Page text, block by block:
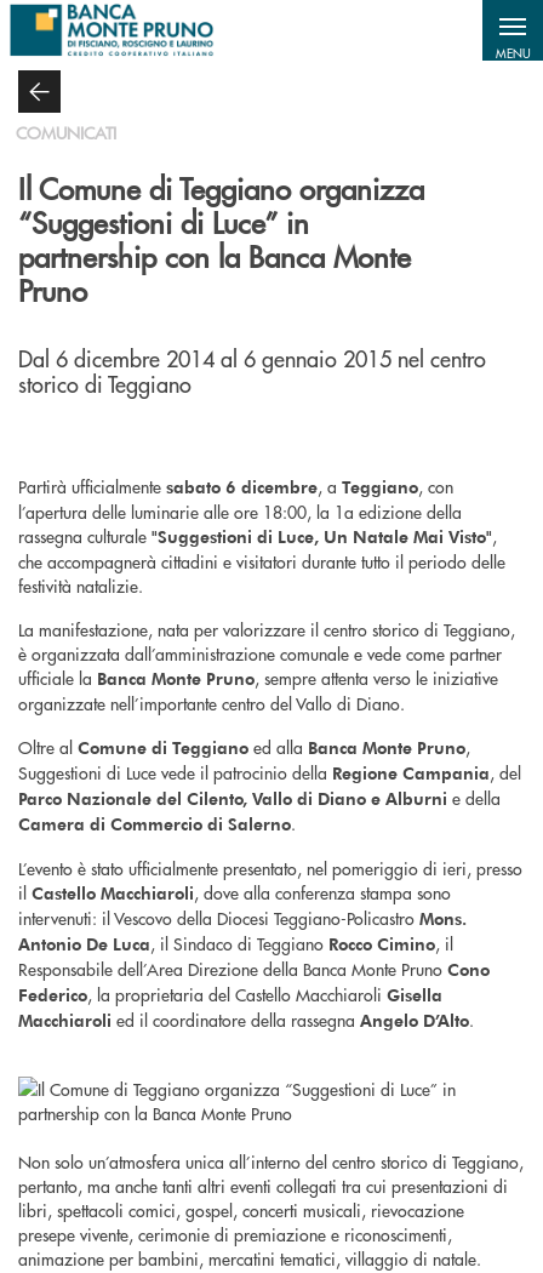
Salta al contenuto principale
MENU
COMUNICATI
Il Comune di Teggiano organizza
“Suggestioni di Luce” in
partnership con la Banca Monte
Pruno
Dal 6 dicembre 2014 al 6 gennaio 2015 nel centro
storico di Teggiano
Partirà ufficialmente sabato 6 dicembre, a Teggiano, con
l’apertura delle luminarie alle ore 18:00, la 1a edizione della
rassegna culturale "Suggestioni di Luce, Un Natale Mai Visto",
che accompagnerà cittadini e visitatori durante tutto il periodo delle
festività natalizie.
La manifestazione, nata per valorizzare il centro storico di Teggiano,
è organizzata dall’amministrazione comunale e vede come partner
ufficiale la Banca Monte Pruno, sempre attenta verso le iniziative
organizzate nell’importante centro del Vallo di Diano.
Oltre al Comune di Teggiano ed alla Banca Monte Pruno,
Suggestioni di Luce vede il patrocinio della Regione Campania, del
Parco Nazionale del Cilento, Vallo di Diano e Alburni e della
Camera di Commercio di Salerno.
L’evento è stato ufficialmente presentato, nel pomeriggio di ieri, presso
il Castello Macchiaroli, dove alla conferenza stampa sono
intervenuti: il Vescovo della Diocesi Teggiano-Policastro Mons.
Antonio De Luca, il Sindaco di Teggiano Rocco Cimino, il
Responsabile dell’Area Direzione della Banca Monte Pruno Cono
Federico, la proprietaria del Castello Macchiaroli Gisella
Macchiaroli ed il coordinatore della rassegna Angelo D’Alto.
Non solo un’atmosfera unica all’interno del centro storico di Teggiano,
pertanto, ma anche tanti altri eventi collegati tra cui presentazioni di
libri, spettacoli comici, gospel, concerti musicali, rievocazione
presepe vivente, cerimonie di premiazione e riconoscimenti,
animazione per bambini, mercatini tematici, villaggio di natale.